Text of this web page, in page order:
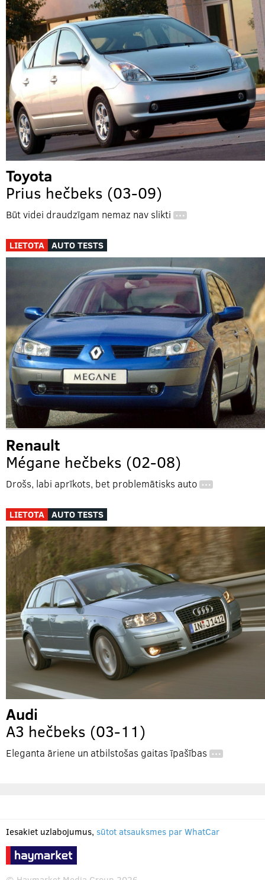
Toyota
Prius hečbeks (03-09)
Būt videi draudzīgam nemaz nav slikti …
LIETOTA AUTO TESTS
Renault
Mégane hečbeks (02-08)
Drošs, labi aprīkots, bet problemātisks auto …
LIETOTA AUTO TESTS
Audi
A3 hečbeks (03-11)
Eleganta āriene un atbilstošas gaitas īpašības …
Iesakiet uzlabojumus, sūtot atsauksmes par WhatCar